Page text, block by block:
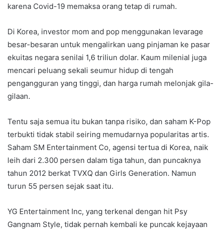
karena Covid-19 memaksa orang tetap di rumah.
Di Korea, investor mom and pop menggunakan levarage
besar-besaran untuk mengalirkan uang pinjaman ke pasar
ekuitas negara senilai 1,6 triliun dolar. Kaum milenial juga
mencari peluang sekali seumur hidup di tengah
pengangguran yang tinggi, dan harga rumah melonjak gila-
gilaan.
Tentu saja semua itu bukan tanpa risiko, dan saham K-Pop
terbukti tidak stabil seiring memudarnya popularitas artis.
Saham SM Entertainment Co, agensi tertua di Korea, naik
leih dari 2.300 persen dalam tiga tahun, dan puncaknya
tahun 2012 berkat TVXQ dan Girls Generation. Namun
turun 55 persen sejak saat itu.
YG Entertainment Inc, yang terkenal dengan hit Psy
Gangnam Style, tidak pernah kembali ke puncak kejayaan